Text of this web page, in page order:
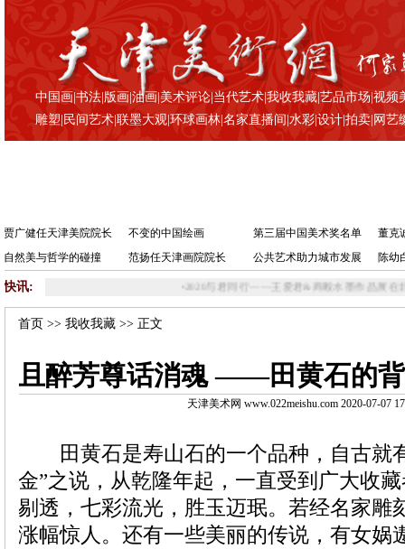
中国画 |书法 版画 |油画 |美术评论 当代艺术 |我收我藏 |艺品市场 |视频
雕塑 民间艺术 |联墨大观 |环球画林 |名家直播间 |水彩 |设计 |拍卖 网艺
贾广健任天津美院院长 不变的中国绘画 第三届中国美术奖名单
董克
自然美与哲学的碰撞
范扬任天津画院院长 公共艺术助力城市发展 陈幼
快讯: 2020与君同行——王爱君&商毅水墨作品展在北京华亚
首页 >>我收我藏 >> 正文
且醉芳尊话消魂 ——田黄石的
天津美术网 www.022meishu.com 2020-07-07
田黄石是寿山石的一个品种，自古就
金”之说，从乾隆年起，一直受到广大收
剔透，七彩流光，胜玉迈珉。若经名家雕
涨幅惊人。还有一些美丽的传说，有女娲